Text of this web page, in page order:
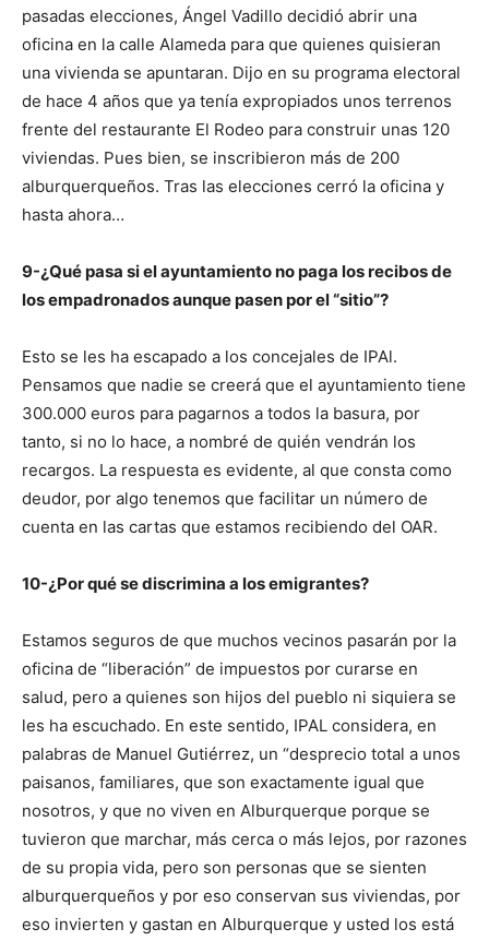
pasadas elecciones, Ángel Vadillo decidió abrir una
oficina en la calle Alameda para que quienes quisieran
una vivienda se apuntaran. Dijo en su programa electoral
de hace 4 años que ya tenía expropiados unos terrenos
frente del restaurante El Rodeo para construir unas 120
viviendas. Pues bien, se inscribieron más de 200
alburquerqueños. Tras las elecciones cerró la oficina y
hasta ahora…
9-¿Qué pasa si el ayuntamiento no paga los recibos de
los empadronados aunque pasen por el “sitio”?
Esto se les ha escapado a los concejales de IPAl.
Pensamos que nadie se creerá que el ayuntamiento tiene
300.000 euros para pagarnos a todos la basura, por
tanto, si no lo hace, a nombré de quién vendrán los
recargos. La respuesta es evidente, al que consta como
deudor, por algo tenemos que facilitar un número de
cuenta en las cartas que estamos recibiendo del OAR.
10-¿Por qué se discrimina a los emigrantes?
Estamos seguros de que muchos vecinos pasarán por la
oficina de “liberación” de impuestos por curarse en
salud, pero a quienes son hijos del pueblo ni siquiera se
les ha escuchado. En este sentido, IPAL considera, en
palabras de Manuel Gutiérrez, un “desprecio total a unos
paisanos, familiares, que son exactamente igual que
nosotros, y que no viven en Alburquerque porque se
tuvieron que marchar, más cerca o más lejos, por razones
de su propia vida, pero son personas que se sienten
alburquerqueños y por eso conservan sus viviendas, por
eso invierten y gastan en Alburquerque y usted los está